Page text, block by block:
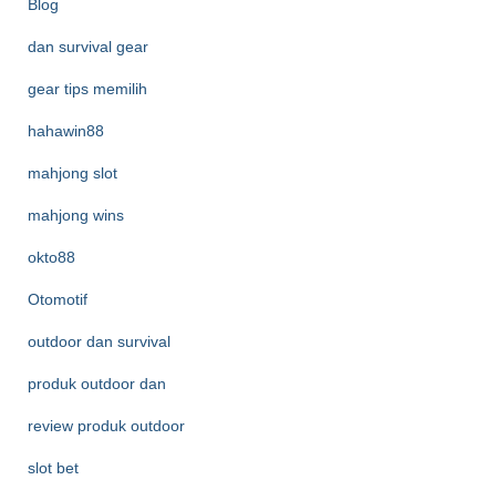
Blog
dan survival gear
gear tips memilih
hahawin88
mahjong slot
mahjong wins
okto88
Otomotif
outdoor dan survival
produk outdoor dan
review produk outdoor
slot bet